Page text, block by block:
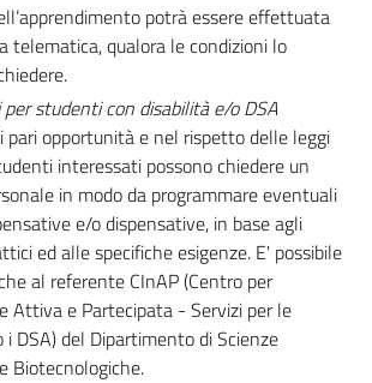
potrà essere effettuata
telematica, qualora le condizioni lo
studenti con disabilità e/o DSA
pari opportunità e nel rispetto delle leggi
interessati possono chiedere un
in modo da programmare eventuali
e/o dispensative, in base agli
ed alle specifiche esigenze. E' possibile
al referente CInAP (Centro per
Attiva e Partecipata - Servizi per le
i DSA) del Dipartimento di Scienze
Biotecnologiche.